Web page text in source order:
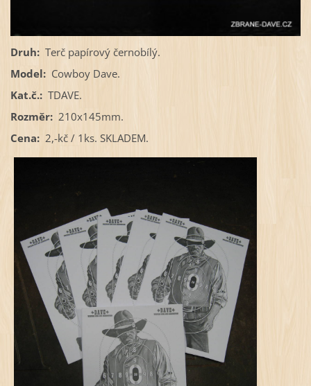
Druh:Terč papírový černobílý.
Model:Cowboy Dave.
Kat.č.:TDAVE.
Rozměr:210x145mm.
Cena:2,-kč / 1ks. SKLADEM.